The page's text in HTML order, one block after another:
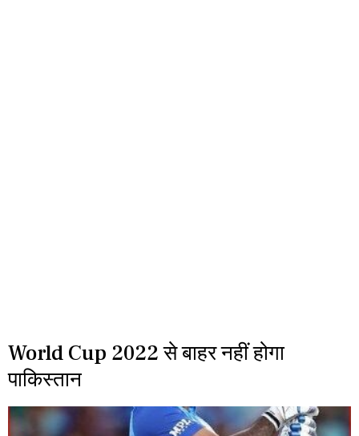
World Cup 2022 से बाहर नहीं होगा
पाकिस्तान